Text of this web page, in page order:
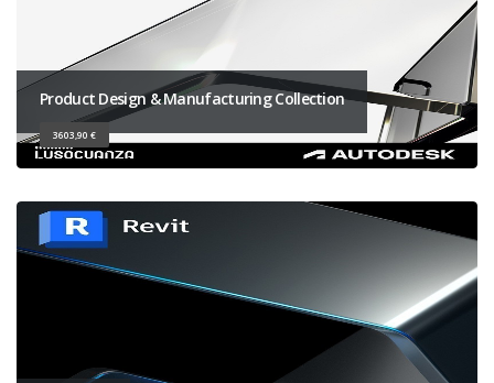
Product Design & Manufacturing Collection
3603,90 €